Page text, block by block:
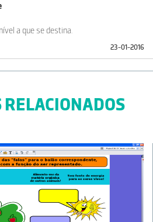
a que se destina.
23-01-2016
RELACIONADOS